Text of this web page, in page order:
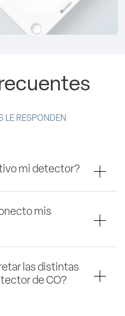
LE RESPONDEN
mi detector?
mis
las distintas
de CO?